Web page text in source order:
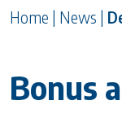
Home | News |
Bonus